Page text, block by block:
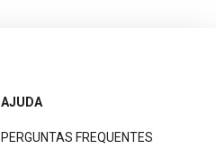
AJUDA
PERGUNTAS FREQUENTES